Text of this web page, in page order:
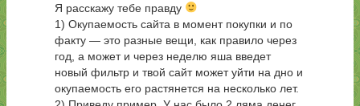
Я расскажу тебе правду
1) Окупаемость сайта в момент покупки и по
факту — это разные вещи, как правило через
год, а может и через неделю яша введет
новый фильтр и твой сайт может уйти на дно и
окупаемость его растянется на несколько лет.